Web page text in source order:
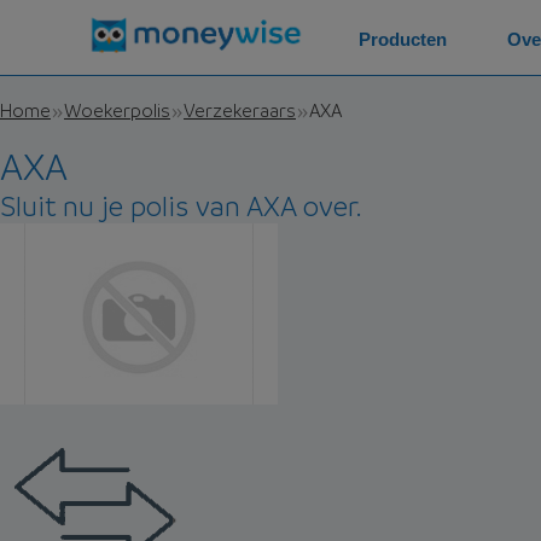
Home Woekerpolis Verzekeraars AXA
AXA
Sluit nu je polis van AXA over.
Producten